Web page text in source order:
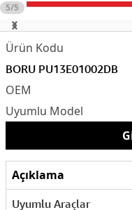
5/5
BORU PU13E01002DB
Açıklama
Uyumlu Araçlar